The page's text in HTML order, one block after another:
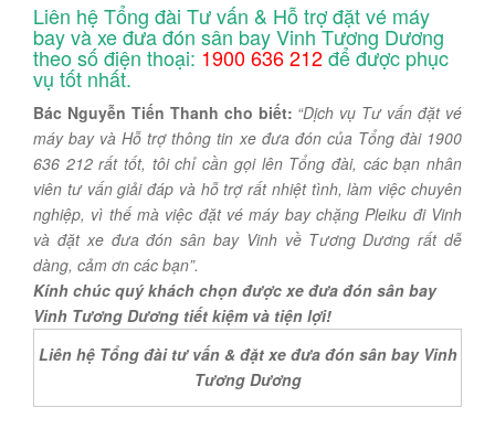
Liên hệ Tổng đài Tư vấn & Hỗ trợ đặt vé máy
bay và xe đưa đón sân bay Vinh Tương Dương
theo số điện thoại: 1900 636 212để được phục
vụ tốt nhất.
Bác Nguyễn Tiến Thanh cho biết: “Dịch vụ Tư vấn đặt vé
máy bay và Hỗ trợ thông tin xe đưa đón của Tổng đài 1900
636 212 rất tốt, tôi chỉ cần gọi lên Tổng đài, các bạn nhân
viên tư vấn giải đáp và hỗ trợ rất nhiệt tình, làm việc chuyên
nghiệp, vì thế mà việc đặt vé máy bay chặng Pleiku đi Vinh
và đặt xe đưa đón sân bay Vinh về Tương Dương rất dễ
dàng, cảm ơn các bạn”.
Kính chúc quý khách chọn được xe đưa đón sân bay
Vinh Tương Dương tiết kiệm và tiện lợi!
Liên hệ Tổng đài tư vấn & đặt xe đưa đón sân bay Vinh
Tương Dương